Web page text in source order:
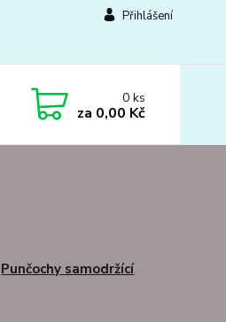
Přihlášení
0ks
za 0,00 Kč
Punčochy samodržící